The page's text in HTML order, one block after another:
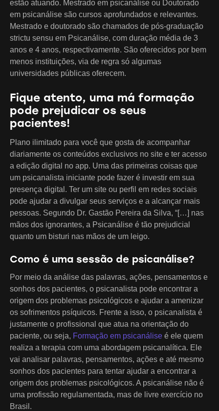
estão atuando. Mestrado em psicanálise ou Doutorado
em psicanálise são cursos aprofundados e relevantes.
Mestrado e doutorado são chamados de pós-graduação
strictu sensu em Psicanálise, com duração média de 3
anos e 4 anos, respectivamente. São oferecidos por bem
menos instituições, via de regra só algumas
universidades públicas oferecem.
Fique atento, uma má formação
pode prejudicar os seus
pacientes!
Plano ilimitado para você que gosta de acompanhar
diariamente os conteúdos exclusivos no site e ter acesso
a edição digital no app. Uma das primeiras coisas que
um psicanalista iniciante pode fazer é investir em sua
presença digital. Ter um site ou perfil em redes sociais
pode ajudar a divulgar seus serviços e a alcançar mais
pessoas. Segundo Dr. Gastão Pereira da Silva, “[…] nas
mãos dos ignorantes, a Psicanálise é tão prejudicial
quanto um bisturi nas mãos de um leigo.
Como é uma sessão de psicanálise?
Por meio da análise das palavras, ações, pensamentos e
sonhos dos pacientes, o psicanalista pode encontrar a
origem dos problemas psicológicos e ajudar a amenizar
os sofrimentos psíquicos. Frente a isso, o psicanalista é
justamente o profissional que atua na orientação do
paciente, ou seja, Formação em psicanálise é ele quem
realiza a terapia com uma abordagem psicanalítica. Ele
vai analisar palavras, pensamentos, ações e até mesmo
sonhos dos pacientes para tentar ajudar a encontrar a
origem dos problemas psicológicos. A psicanálise não é
uma profissão regulamentada, mas de livre exercício no
Brasil.